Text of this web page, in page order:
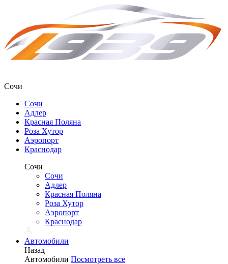
Сочи
Сочи
Адлер
Красная Поляна
Роза Хутор
Аэропорт
Краснодар
Сочи
Сочи
Адлер
Красная Поляна
Роза Хутор
Аэропорт
Краснодар
Автомобили
Назад
Автомобили Посмотреть все